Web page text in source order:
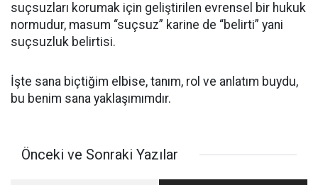
suçsuzları korumak için geliştirilen evrensel bir hukuk
normudur, masum “suçsuz” karine de “belirti” yani
suçsuzluk belirtisi.
İşte sana biçtiğim elbise, tanım, rol ve anlatım buydu,
bu benim sana yaklaşımımdır.
Önceki ve Sonraki Yazılar